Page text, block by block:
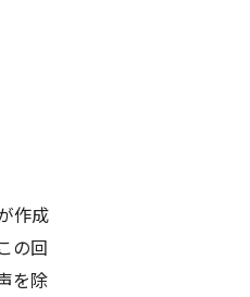
作成
の回
を除